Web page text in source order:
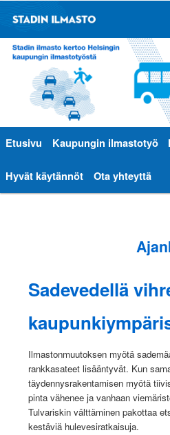
Päävalikko
Siirry
sisältöön
Siirry
toissijaiseen
Etusivu Kaupungin ilmastotyö
Hyvät käytännöt Ota yhteyttä
Sadevedellä
Ilmastonmuutoksen myötä
rankkasateet lisääntyvät. Kun
täydennysrakentamisen myötä
pinta vähenee ja vanhaan
Tulvariskin välttäminen pakottaa
kestäviä hulevesiratkaisuja.